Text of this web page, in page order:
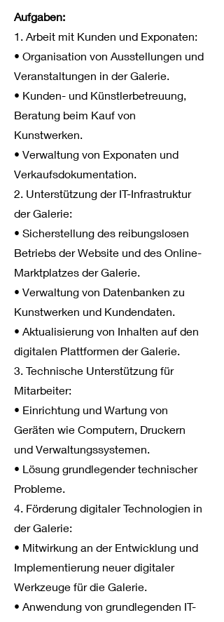
Aufgaben:
1. Arbeit mit Kunden und Exponaten:
• Organisation von Ausstellungen und
Veranstaltungen in der Galerie.
• Kunden- und Künstlerbetreuung,
Beratung beim Kauf von
Kunstwerken.
• Verwaltung von Exponaten und
Verkaufsdokumentation.
2. Unterstützung der IT-Infrastruktur
der Galerie:
• Sicherstellung des reibungslosen
Betriebs der Website und des Online-
Marktplatzes der Galerie.
• Verwaltung von Datenbanken zu
Kunstwerken und Kundendaten.
• Aktualisierung von Inhalten auf den
digitalen Plattformen der Galerie.
3. Technische Unterstützung für
Mitarbeiter:
• Einrichtung und Wartung von
Geräten wie Computern, Druckern
und Verwaltungssystemen.
• Lösung grundlegender technischer
Probleme.
4. Förderung digitaler Technologien in
der Galerie:
• Mitwirkung an der Entwicklung und
Implementierung neuer digitaler
Werkzeuge für die Galerie.
• Anwendung von grundlegenden IT-